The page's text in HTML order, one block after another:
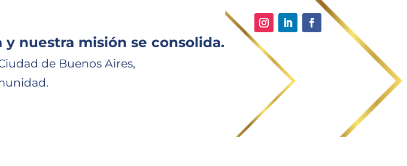
y nuestra misión se consolida.
de Buenos Aires,